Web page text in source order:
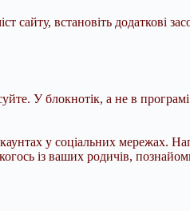
встановіть додаткові
У блокнотік, а не в
у соціальних мережах.
із ваших родичів,